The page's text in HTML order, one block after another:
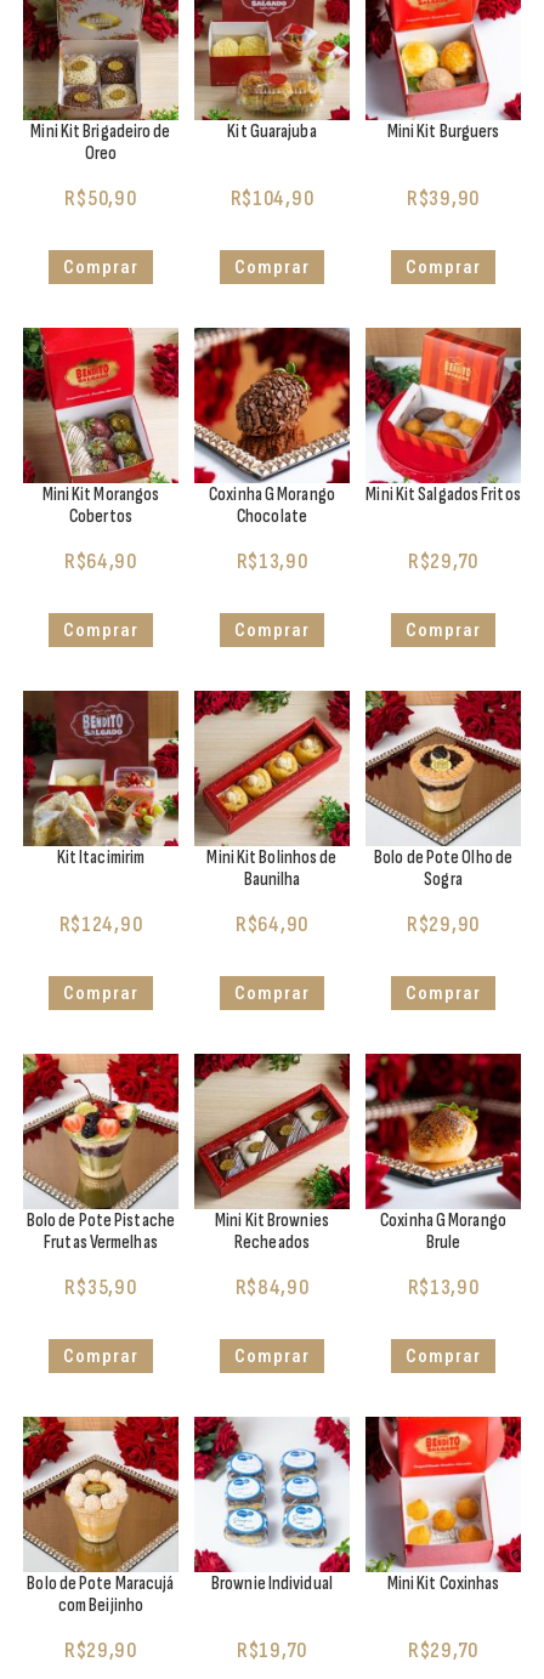
Mini Kit Brigadeiro de
Oreo
R$50,90
Comprar
Kit Guarajuba
R$104,90
Comprar
Mini Kit Burguers
R$39,90
Comprar
Mini Kit Morangos
Cobertos
R$64,90
Comprar
Coxinha G Morango
Chocolate
R$13,90
Comprar
Mini Kit Salgados Fritos
R$29,70
Comprar
Kit Itacimirim
R$124,90
Comprar
Mini Kit Bolinhos de
Baunilha
R$64,90
Comprar
Bolo de Pote Olho de
Sogra
R$29,90
Comprar
Bolo de Pote Pistache
Frutas Vermelhas
R$35,90
Comprar
Mini Kit Brownies
Recheados
R$84,90
Comprar
Coxinha G Morango
Brule
R$13,90
Comprar
Bolo de Pote Maracujá
com Beijinho
R$29,90
Brownie Individual
R$19,70
Mini Kit Coxinhas
R$29,70